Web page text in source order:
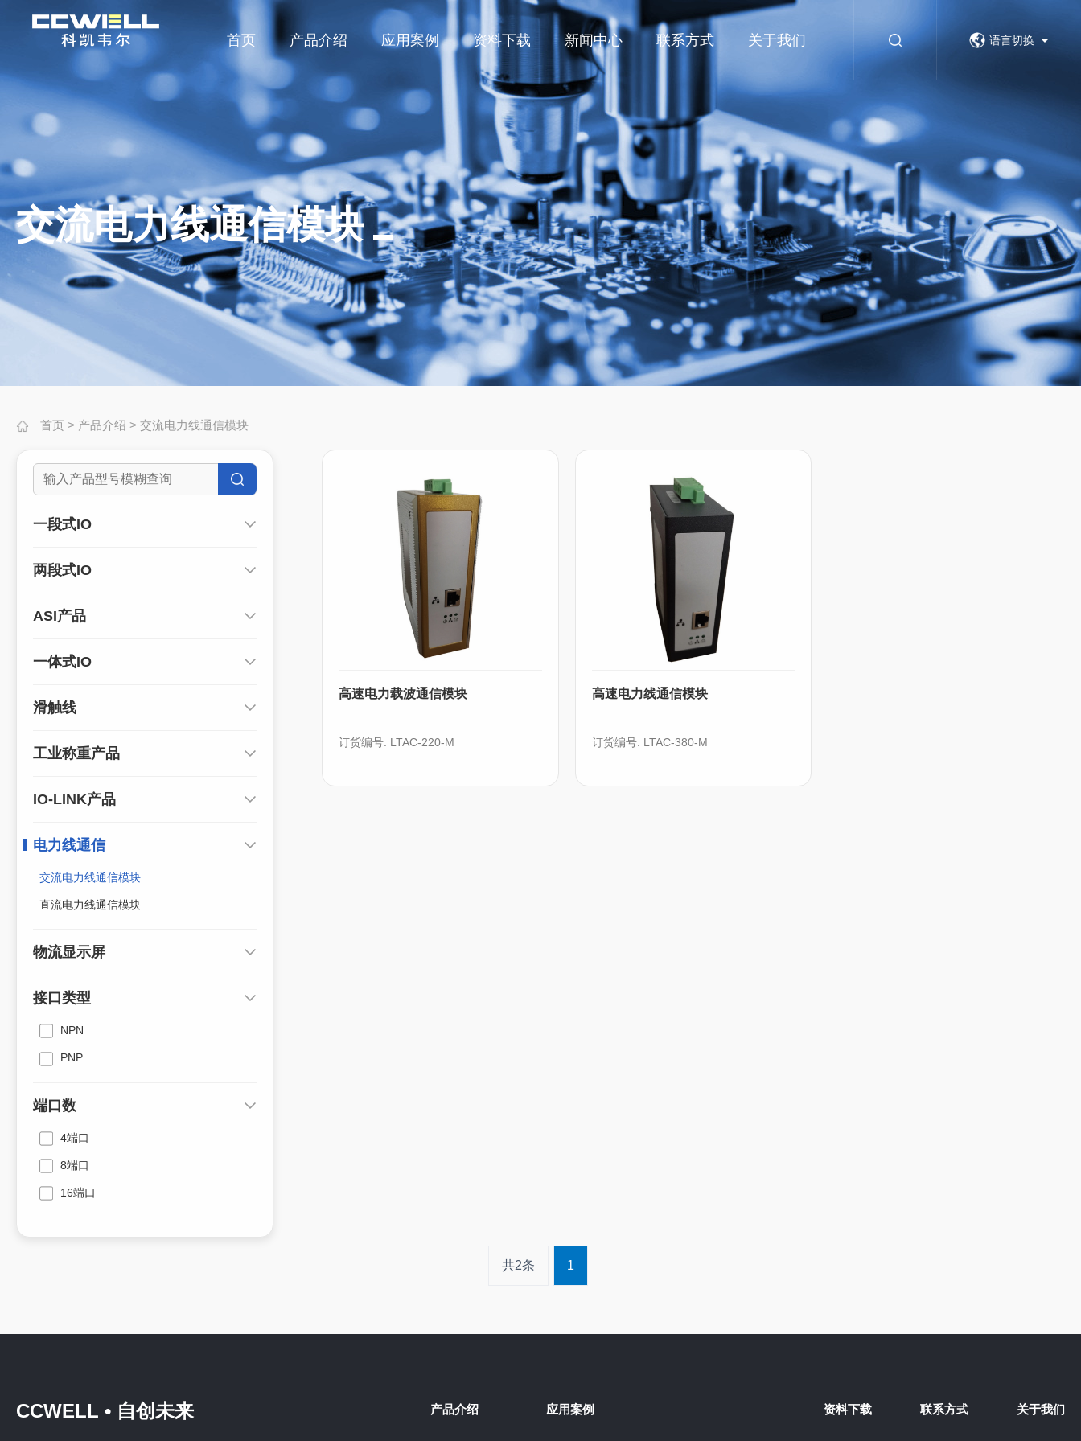
首页 产品介绍 应用案例 资料下载 新闻中心 联系方式 关于我们 语言切换
交流电力线通信模块
首页 > 产品介绍 > 交流电力线通信模块
一段式IO
两段式IO
ASI产品
一体式IO
滑触线
工业称重产品
IO-LINK产品
电力线通信
交流电力线通信模块
直流电力线通信模块
物流显示屏
接口类型
NPN
PNP
端口数
4端口
8端口
16端口
高速电力载波通信模块
订货编号: LTAC-220-M
高速电力线通信模块
订货编号: LTAC-380-M
共2条 1
CCWELL • 自创未来 产品介绍 应用案例 资料下载 联系方式 关于我们